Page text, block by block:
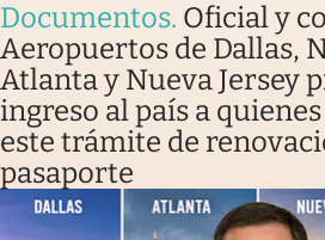
Documentos. Oficial y
Aeropuertos de Dallas,
Atlanta y Nueva Jersey
ingreso al país a
este trámite de
pasaporte